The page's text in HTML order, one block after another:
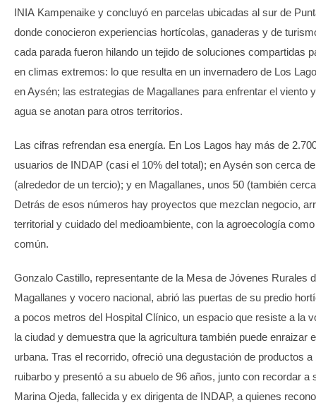
INIA Kampenaike y concluyó en parcelas ubicadas al sur de
donde conocieron experiencias hortícolas, ganaderas y de
cada parada fueron hilando un tejido de soluciones compartidas
en climas extremos: lo que resulta en un invernadero de Los
en Aysén; las estrategias de Magallanes para enfrentar el viento
agua se anotan para otros territorios.
Las cifras refrendan esa energía. En Los Lagos hay más de
usuarios de INDAP (casi el 10% del total); en Aysén son cerca
(alrededor de un tercio); y en Magallanes, unos 50 (también
Detrás de esos números hay proyectos que mezclan negocio,
territorial y cuidado del medioambiente, con la agroecología
común.
Gonzalo Castillo, representante de la Mesa de Jóvenes Rurales
Magallanes y vocero nacional, abrió las puertas de su predio
a pocos metros del Hospital Clínico, un espacio que resiste a la
la ciudad y demuestra que la agricultura también puede enraizar
urbana. Tras el recorrido, ofreció una degustación de productos a
ruibarbo y presentó a su abuelo de 96 años, junto con recordar a
Marina Ojeda, fallecida y ex dirigenta de INDAP, a quienes